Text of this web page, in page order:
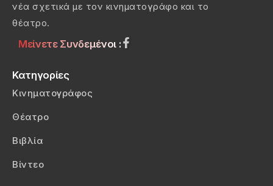
νέα σχετικά με τον κινηματογράφο και το
θέατρο.
Μείνετε Συνδεμένοι :
Κατηγορίες
Κινηματογράφος
Θέατρο
Βιβλία
Βίντεο